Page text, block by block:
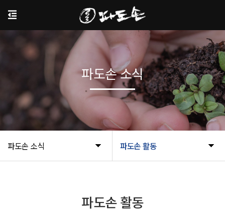
파도손 소식 파도손 활동
파도손 소식
파도손 활동